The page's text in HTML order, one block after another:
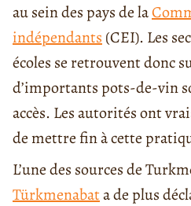
au sein des pays de la
indépendants (CEI). Les
écoles se retrouvent donc
d’importants pots-de-vin
accès. Les autorités ont
de mettre fin à cette
L’une des sources de
Türkmenabata de plus